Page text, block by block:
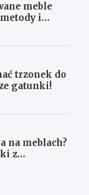
meble
i
trzonek do
gatunki!
na meblach?
z